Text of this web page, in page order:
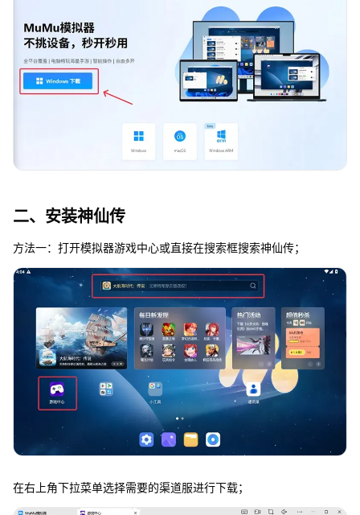
二、安装神仙传
方法一：打开模拟器游戏中心或直接在搜索框搜索神仙传；
在右上角下拉菜单选择需要的渠道服进行下载；